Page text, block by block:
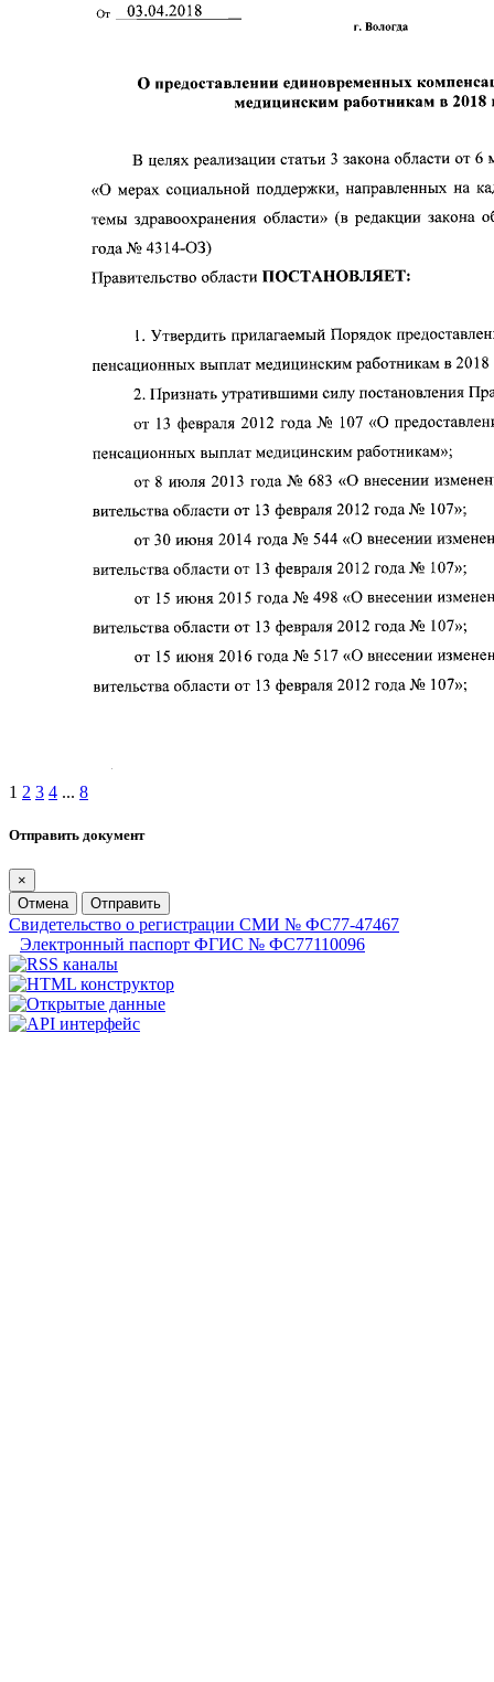
1 2 3 4 ... 8
Отправить документ
×
Отмена
Отправить
Свидетельство о регистрации СМИ № ФС77-47467
Электронный паспорт ФГИС № ФС77110096